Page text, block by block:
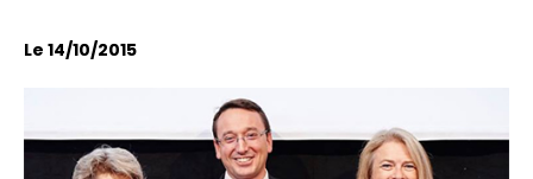
Le 14/10/2015